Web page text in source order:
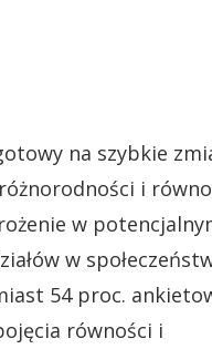
na szybkie
i
w
w
54 proc.
równości i